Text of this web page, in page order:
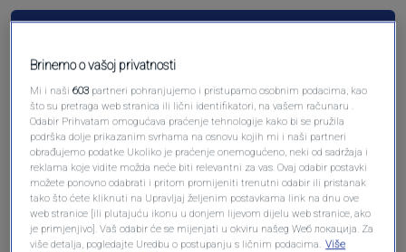
Oglas
Brinemo o vašoj privatnosti
Mi i naši603 partneri pohranjujemo i pristupamo osobnim podacima, kao
što su pretraga web stranica ili lični identifikatori, na vašem računaru .
Odabir Prihvatam omogućava praćenje tehnologije kako bi se pružila
podrška dolje prikazanim svrhama na osnovu kojih mi i naši partneri
obrađujemo podatke Ukoliko je praćenje onemogućeno, neki od sadržaja i
reklama koje vidite možda neće biti relevantni za vas. Ovaj odabir postavki
možete ponovno odabrati i pritom promijeniti trenutni odabir ili pristanak
tako što ćete kliknuti na Upravljaj željenim postavkama link na dnu ove
web stranice [ili plutajuću ikonu u donjem lijevom dijelu web stranice, ako
je primjenjivo]. Vaš odabir će se mijenjati u okviru našeg Wеб локација. Za
više detalja, pogledajte Uredbu o postupanju s ličnim podacima. Više